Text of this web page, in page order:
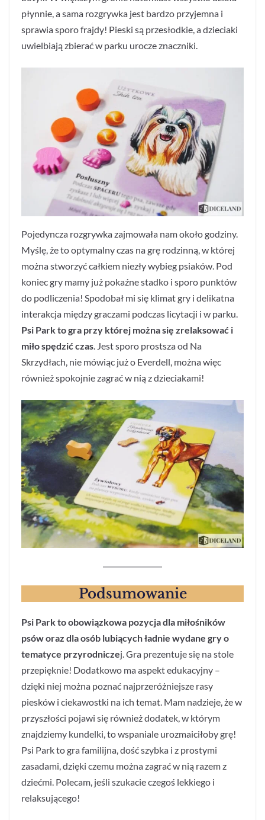
płynnie, a sama rozgrywka jest bardzo przyjemna i
sprawia sporo frajdy! Pieski są przesłodkie, a dzieciaki
uwielbiają zbierać w parku urocze znaczniki.
Pojedyncza rozgrywka zajmowała nam około godziny.
Myślę, że to optymalny czas na grę rodzinną, w której
można stworzyć całkiem niezły wybieg psiaków. Pod
koniec gry mamy już pokaźne stadko i sporo punktów
do podliczenia! Spodobał mi się klimat gry i delikatna
interakcja między graczami podczas licytacji i w parku.
Psi Park to gra przy której można się zrelaksować i
miło spędzić czas . Jest sporo prostsza od Na
Skrzydłach, nie mówiąc już o Everdell, można więc
również spokojnie zagrać w nią z dzieciakami!
Podsumowanie
Psi Park to obowiązkowa pozycja dla miłośników
psów oraz dla osób lubiących ładnie wydane gry o
tematyce przyrodniczej. Gra prezentuje się na stole
przepięknie! Dodatkowo ma aspekt edukacyjny –
dzięki niej można poznać najprzeróżniejsze rasy
piesków i ciekawostki na ich temat. Mam nadzieje, że w
przyszłości pojawi się również dodatek, w którym
znajdziemy kundelki, to wspaniale urozmaiciłoby grę!
Psi Park to gra familijna, dość szybka i z prostymi
zasadami, dzięki czemu można zagrać w nią razem z
dziećmi. Polecam, jeśli szukacie czegoś lekkiego i
relaksującego!